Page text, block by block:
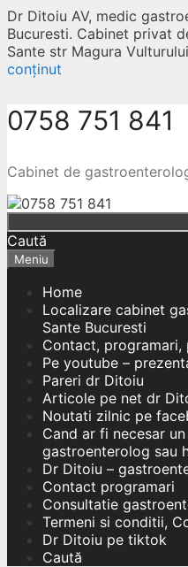
Dr Ditoiu AV, medic
Bucuresti. Cabinet privat
Sante str Magura
conținut
0758 751 841
Cabinet de
Caută
Meniu
Home
Localizare cabinet
Sante Bucuresti
Contact, programari,
Pe youtube –
Pareri dr Ditoiu
Articole pe net dr
Noutati zilnic pe
Cand ar fi necesar
gastroenterolog sau
Dr Ditoiu –
Contact programari
Consultatie
Termeni si conditii,
Dr Ditoiu pe tiktok
Caută